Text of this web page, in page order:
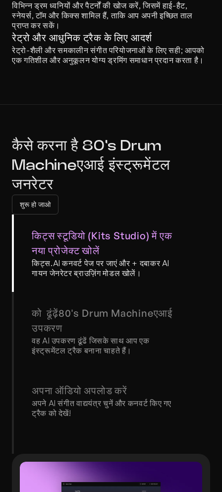
विभिन्न ड्रम ध्वनियों और पैटर्नों की खोज करें, जिसमें हाई-हैट,
स्नेयर्स, टॉम और किक्स शामिल हैं, ताकि आप अपनी इच्छित ताल
प्राप्त कर सकें।
रेट्रो और आधुनिक ट्रैक के लिए आदर्श
रेट्रो-शैली और समकालीन संगीत परियोजनाओं के लिए सही; आपको
एक गतिशील और अनुकूलन योग्य ड्रमिंग समाधान प्रदान करता है।
कैसे करना है 80's Drum
Machineएआई इंस्ट्रूमेंटल
जनरेटर
शुरू हो जाओ
किट्स स्टूडियो (Kits Studio) में एक
नया प्रोजेक्ट खोलें
किट्स.AI कनवर्ट पेज पर जाएं और + दबाकर AI
गायन जेनरेटर ब्राउज़िंग मोडल खोलें।
को  ढूंढ़ें80's Drum Machineएआई
उपकरण
वह AI उपकरण ढूंढें जिसके साथ आप एक
इंस्ट्रूमेंटल ट्रैक बनाना चाहते हैं।
अपना ऑडियो अपलोड करें
अपने AI संगीत वाद्ययंत्र चुनें और कनवर्ट किए गए
ट्रैक को देखें!